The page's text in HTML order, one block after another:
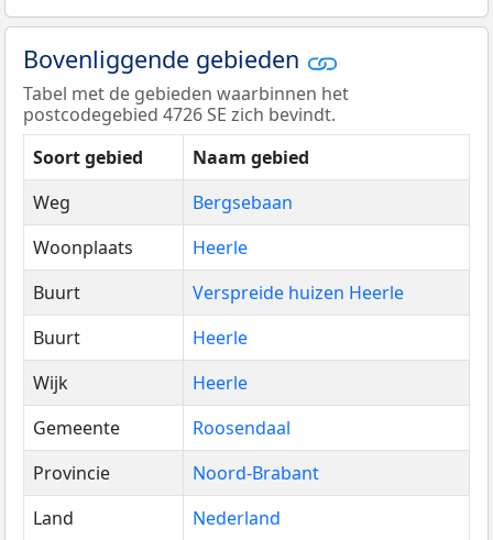
Bovenliggende gebieden
Tabel met de gebieden waarbinnen het
postcodegebied 4726 SE zich bevindt.
Soort gebied
Naam gebied
Weg
Bergsebaan
Woonplaats
Heerle
Buurt
Verspreide huizen Heerle
Buurt
Heerle
Wijk
Heerle
Gemeente
Roosendaal
Provincie
Noord-Brabant
Land
Nederland